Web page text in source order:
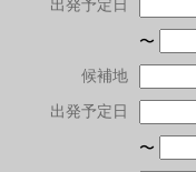
出発予定日
〜
候補地
出発予定日
〜